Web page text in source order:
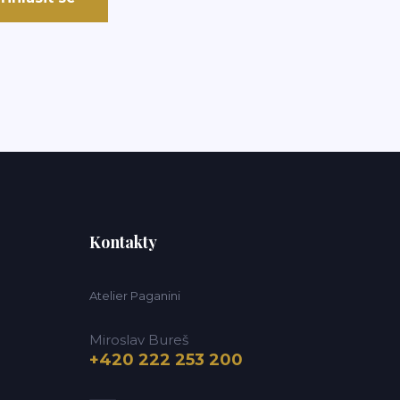
Kontakty
Atelier Paganini
Miroslav Bureš
+420 222 253 200